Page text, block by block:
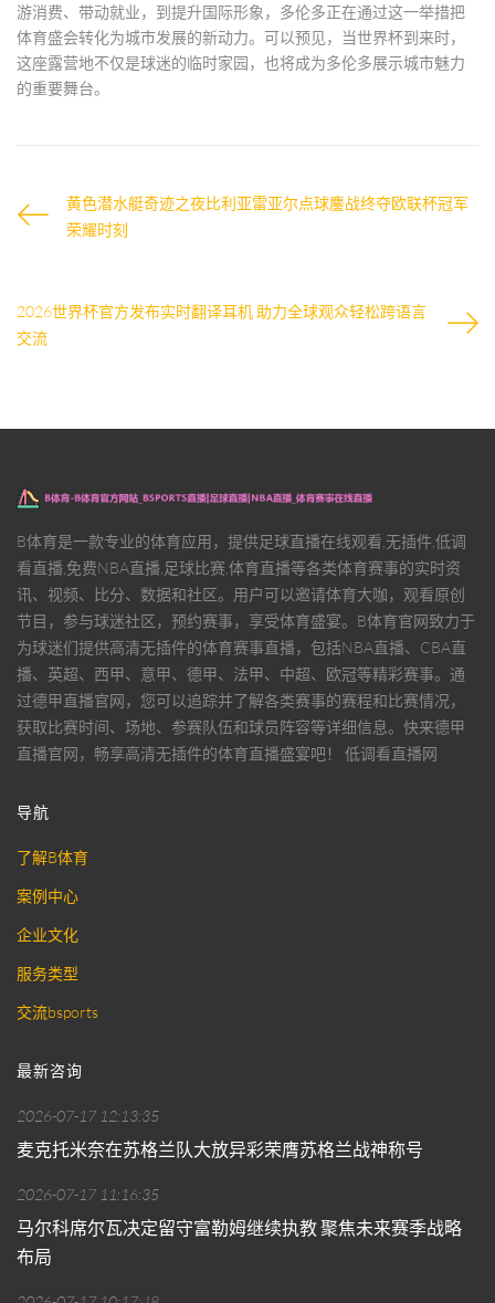
游消费、带动就业，到提升国际形象，多伦多正在通过这一举措把
体育盛会转化为城市发展的新动力。可以预见，当世界杯到来时，
这座露营地不仅是球迷的临时家园，也将成为多伦多展示城市魅力
的重要舞台。
黄色潜水艇奇迹之夜比利亚雷亚尔点球鏖战终夺欧联杯冠军
荣耀时刻
2026世界杯官方发布实时翻译耳机 助力全球观众轻松跨语言
交流
B体育是一款专业的体育应用，提供足球直播在线观看,无插件,低调
看直播,免费NBA直播,足球比赛,体育直播等各类体育赛事的实时资
讯、视频、比分、数据和社区。用户可以邀请体育大咖，观看原创
节目，参与球迷社区，预约赛事，享受体育盛宴。B体育官网致力于
为球迷们提供高清无插件的体育赛事直播，包括NBA直播、CBA直
播、英超、西甲、意甲、德甲、法甲、中超、欧冠等精彩赛事。通
过德甲直播官网，您可以追踪并了解各类赛事的赛程和比赛情况，
获取比赛时间、场地、参赛队伍和球员阵容等详细信息。快来德甲
直播官网，畅享高清无插件的体育直播盛宴吧！ 低调看直播网
导航
了解B体育
案例中心
企业文化
服务类型
交流bsports
最新咨询
2026-07-17 12:13:35
麦克托米奈在苏格兰队大放异彩荣膺苏格兰战神称号
2026-07-17 11:16:35
马尔科席尔瓦决定留守富勒姆继续执教 聚焦未来赛季战略
布局